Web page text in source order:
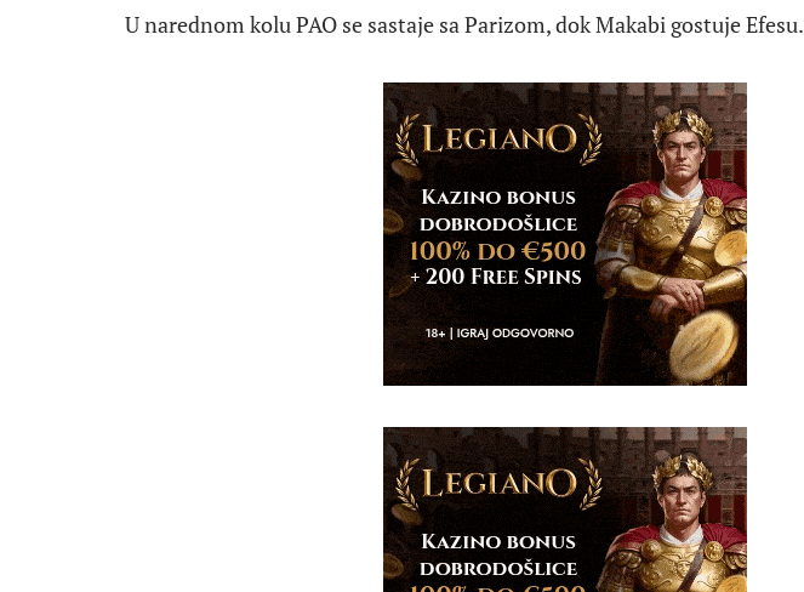
U narednom kolu PAO se sastaje sa Parizom, dok Makabi gostuje Efesu.